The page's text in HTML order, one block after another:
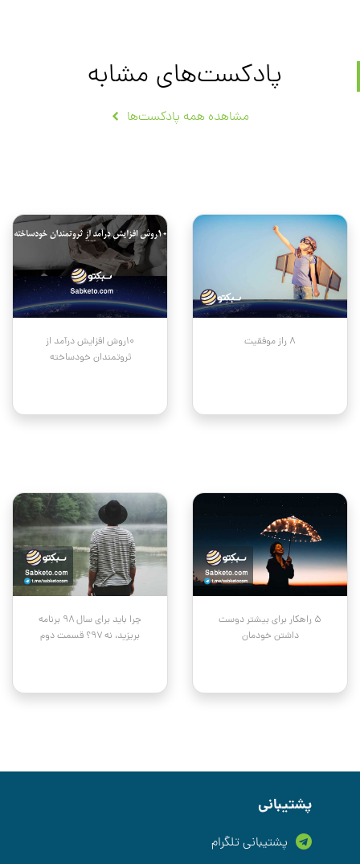
پادکست‌های مشابه
مشاهده همه پادکست‌ها
۸ راز موفقیت
۱۰روش افزایش درآمد از
ثروتمندان خودساخته
۵ راهکار برای بیشتر دوست
داشتن خودمان
چرا باید برای سال ۹۸ برنامه
بریزید، نه ۹۷؟ قسمت دوم
پشتیبانی
پشتیبانی تلگرام